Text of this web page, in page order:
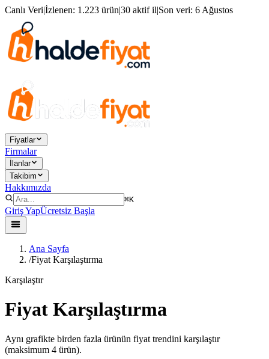
Canlı Veri|İzlenen: 1.223 ürün|30 aktif il|Son veri: 6 Ağustos
Fiyatlar
Firmalar
İlanlar
Takibim
Hakkımızda
⌘K
Giriş YapÜcretsiz Başla
Ana Sayfa
/Fiyat Karşılaştırma
Karşılaştır
Fiyat Karşılaştırma
Aynı grafikte birden fazla ürünün fiyat trendini karşılaştır
(maksimum 4 ürün).